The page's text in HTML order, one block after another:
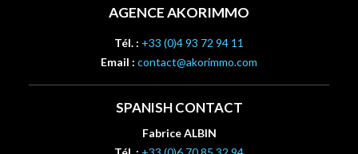
AGENCE AKORIMMO
Tél. : +33 (0)4 93 72 94 11
Email : contact@akorimmo.com
SPANISH CONTACT
Fabrice ALBIN